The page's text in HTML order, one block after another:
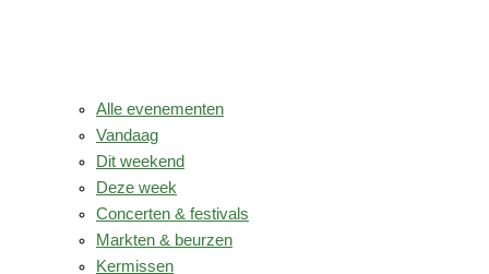
Alle evenementen
Vandaag
Dit weekend
Deze week
Concerten & festivals
Markten & beurzen
Kermissen